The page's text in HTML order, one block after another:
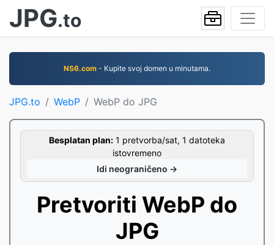
JPG.to
NS6.com - Kupite svoj domen u minutama.
JPG.to WebP WebP do JPG
Besplatan plan: 1 pretvorba/sat, 1 datoteka
istovremeno
Idi neograničeno →
Pretvoriti WebP do
JPG